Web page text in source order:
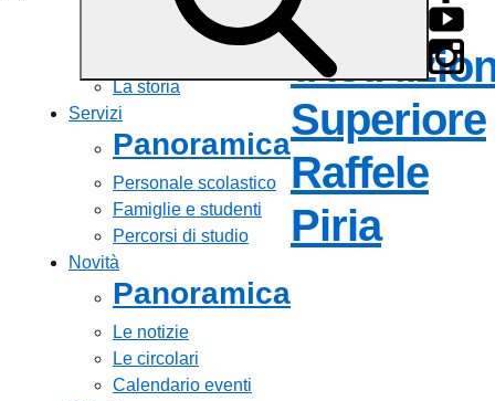
I numeri della scuola
Le carte della scuola
La storia
Servizi
Panoramica
Personale scolastico
Famiglie e studenti
Percorsi di studio
Novità
Panoramica
Le notizie
Le circolari
Calendario eventi
Istituto
Superiore
Raffele
Piria—